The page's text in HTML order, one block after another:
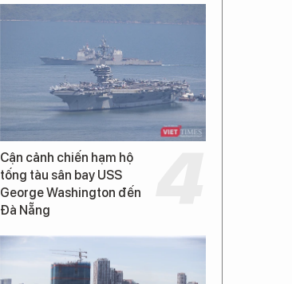
Cận cảnh chiến hạm hộ
tống tàu sân bay USS
George Washington đến
Đà Nẵng